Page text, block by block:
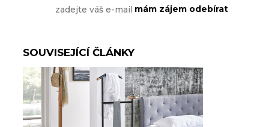
SOUVISEJÍCÍ ČLÁNKY